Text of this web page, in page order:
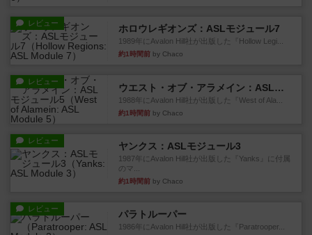
レビュー ホロウレギオンズ：ASLモジュール7
1989年にAvalon Hill社が出版した『Hollow Legi...
約1時間前 by Chaco
レビュー
ウエスト・オブ・アラメイン：ASLモジュール5
1988年にAvalon Hill社が出版した『West of Ala...
約1時間前 by Chaco
レビュー ヤンクス：ASLモジュール3
1987年にAvalon Hill社が出版した『Yanks』に付属
のマ...
約1時間前 by Chaco
レビュー パラトルーパー
1986年にAvalon Hill社が出版した『Paratrooper...